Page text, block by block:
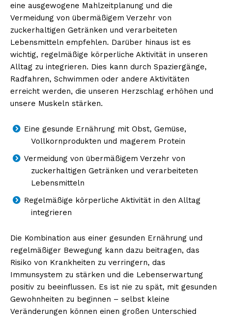
eine ausgewogene Mahlzeitplanung und die
Vermeidung von übermäßigem Verzehr von
zuckerhaltigen Getränken und verarbeiteten
Lebensmitteln empfehlen. Darüber hinaus ist es
wichtig, regelmäßige körperliche Aktivität in unseren
Alltag zu integrieren. Dies kann durch Spaziergänge,
Radfahren, Schwimmen oder andere Aktivitäten
erreicht werden, die unseren Herzschlag erhöhen und
unsere Muskeln stärken.
Eine gesunde Ernährung mit Obst, Gemüse,
Vollkornprodukten und magerem Protein
Vermeidung von übermäßigem Verzehr von
zuckerhaltigen Getränken und verarbeiteten
Lebensmitteln
Regelmäßige körperliche Aktivität in den Alltag
integrieren
Die Kombination aus einer gesunden Ernährung und
regelmäßiger Bewegung kann dazu beitragen, das
Risiko von Krankheiten zu verringern, das
Immunsystem zu stärken und die Lebenserwartung
positiv zu beeinflussen. Es ist nie zu spät, mit gesunden
Gewohnheiten zu beginnen – selbst kleine
Veränderungen können einen großen Unterschied